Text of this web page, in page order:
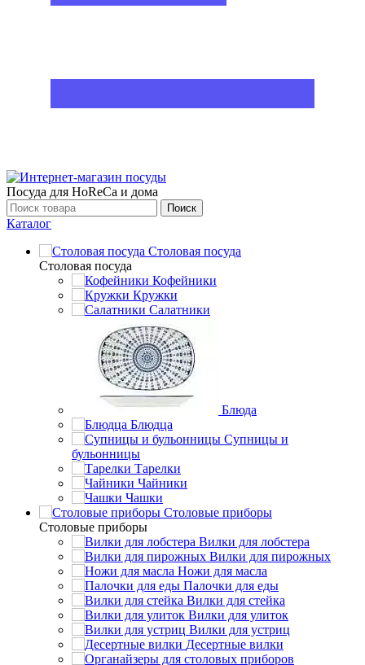
Посуда для HoReCa и дома
Поиск
Каталог
Столовая посуда
Столовая посуда
Кофейники
Кружки
Салатники
Блюда
Блюдца
Супницы и
бульонницы
Тарелки
Чайники
Чашки
Cтоловые приборы
Cтоловые приборы
Вилки для лобстера
Вилки для пирожных
Ножи для масла
Палочки для еды
Вилки для стейка
Вилки для улиток
Вилки для устриц
Десертные вилки